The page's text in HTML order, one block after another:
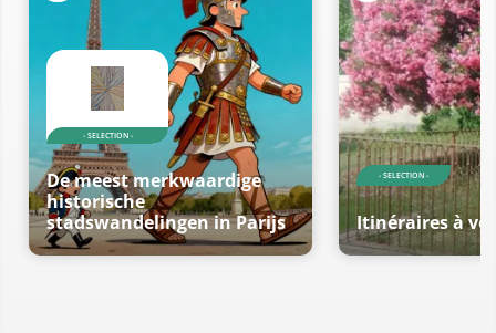
- SELECTION -
De meest merkwaardige
historische
stadswandelingen in Parijs
- SELECTION -
Itinéraires à